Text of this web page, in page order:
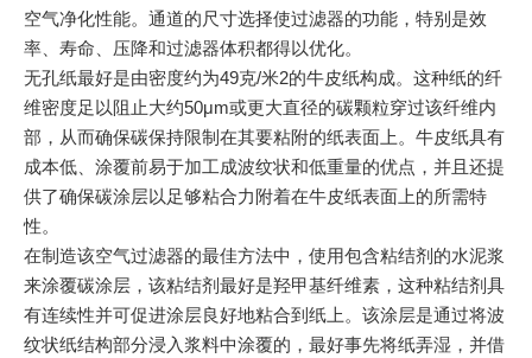
空气净化性能。通道的尺寸选择使过滤器的功能，特别是效
率、寿命、压降和过滤器体积都得以优化。
无孔纸最好是由密度约为49克/米2的牛皮纸构成。这种纸的纤
维密度足以阻止大约50μm或更大直径的碳颗粒穿过该纤维内
部，从而确保碳保持限制在其要粘附的纸表面上。牛皮纸具有
成本低、涂覆前易于加工成波纹状和低重量的优点，并且还提
供了确保碳涂层以足够粘合力附着在牛皮纸表面上的所需特
性。
在制造该空气过滤器的最佳方法中，使用包含粘结剂的水泥浆
来涂覆碳涂层，该粘结剂最好是羟甲基纤维素，这种粘结剂具
有连续性并可促进涂层良好地粘合到纸上。该涂层是通过将波
纹状纸结构部分浸入浆料中涂覆的，最好事先将纸弄湿，并借